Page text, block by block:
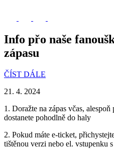
Info přo naše
zápasu
ČÍST DÁLE
21. 4. 2024
1. Doražte na zápas včas,
dostanete pohodlně do haly
2. ⁠Pokud máte e-ticket,
tištěnou verzi nebo el. vstupenku